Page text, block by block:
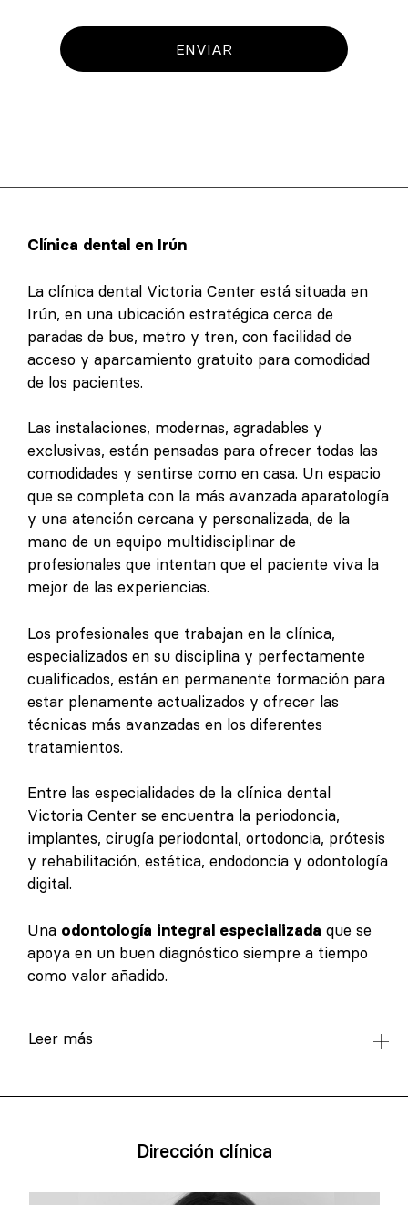
ENVIAR
Clínica dental en Irún
La clínica dental Victoria Center está situada en
Irún, en una ubicación estratégica cerca de
paradas de bus, metro y tren, con facilidad de
acceso y aparcamiento gratuito para comodidad
de los pacientes.
Las instalaciones, modernas, agradables y
exclusivas, están pensadas para ofrecer todas las
comodidades y sentirse como en casa. Un espacio
que se completa con la más avanzada aparatología
y una atención cercana y personalizada, de la
mano de un equipo multidisciplinar de
profesionales que intentan que el paciente viva la
mejor de las experiencias.
Los profesionales que trabajan en la clínica,
especializados en su disciplina y perfectamente
cualificados, están en permanente formación para
estar plenamente actualizados y ofrecer las
técnicas más avanzadas en los diferentes
tratamientos.
Entre las especialidades de la clínica dental
Victoria Center se encuentra la periodoncia,
implantes, cirugía periodontal, ortodoncia, prótesis
y rehabilitación, estética, endodoncia y odontología
digital.
Una odontología integral especializada que se
apoya en un buen diagnóstico siempre a tiempo
como valor añadido.
Leer más
Dirección clínica